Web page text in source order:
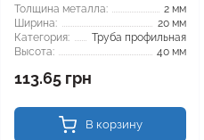
Толщина металла:
2 мм
Ширина:
20 мм
Категория:
Труба профильная
Высота:
40 мм
113.65 грн
В корзину